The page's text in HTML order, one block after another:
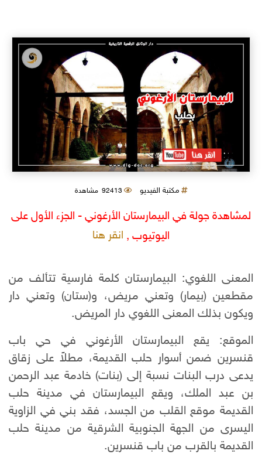
مكتبة الفيديو 92413 مشاهدة
لمشاهدة جولة في البيمارستان الأرغوني - الجزء الأول على
اليوتيوب , انقر هنا
المعنى اللغوي: البيمارستان كلمة فارسية تتألف من
مقطعين (بيمار) وتعني مريض، و(ستان) وتعني دار
ويكون بذلك المعنى اللغوي دار المريض.
الموقع: يقع البيمارستان الأرغوني في حي باب
قنسرين ضمن أسوار حلب القديمة، مطلاً على زقاق
يدعى درب البنات نسبة إلى (بنات) خادمة عبد الرحمن
بن عبد الملك، ويقع البيمارستان في مدينة حلب
القديمة موقع القلب من الجسد، فقد بني في الزاوية
اليسرى من الجهة الجنوبية الشرقية من مدينة حلب
القديمة بالقرب من باب قنسرين.